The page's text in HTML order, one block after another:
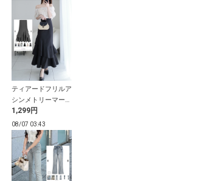
ティアードフリルア
シンメトリーマーメ
イドスカート
1,299円
08/07 03:43